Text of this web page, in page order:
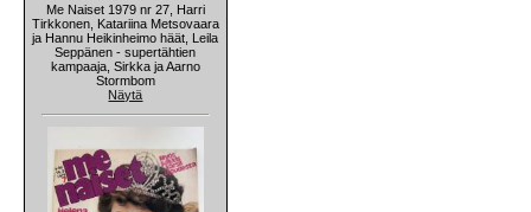
Me Naiset 1979 nr 27, Harri
Tirkkonen, Katariina Metsovaara
ja Hannu Heikinheimo häät, Leila
Seppänen - supertähtien
kampaaja, Sirkka ja Aarno
Stormbom
Näytä